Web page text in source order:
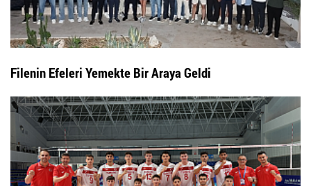
Filenin Efeleri Yemekte Bir Araya Geldi